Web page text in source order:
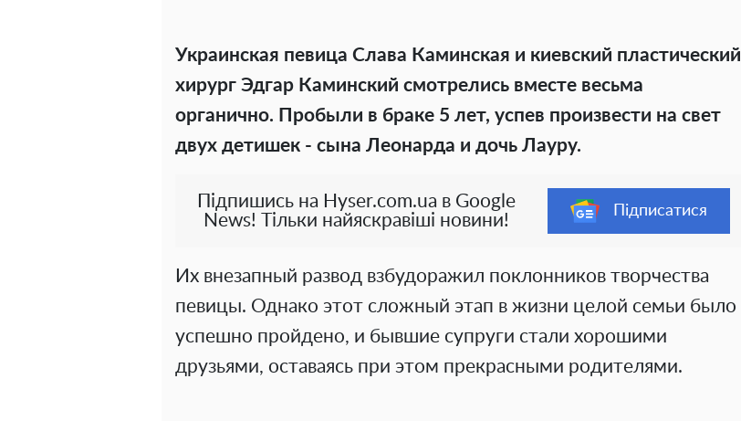
Украинская певица Слава Каминская и киевский пластический
хирург Эдгар Каминский смотрелись вместе весьма
органично. Пробыли в браке 5 лет, успев произвести на свет
двух детишек - сына Леонарда и дочь Лауру.
Підпишись на Hyser.com.ua в Google
News! Тільки найяскравіші новини!
Підписатися
Их внезапный развод взбудоражил поклонников творчества
певицы. Однако этот сложный этап в жизни целой семьи было
успешно пройдено, и бывшие супруги стали хорошими
друзьями, оставаясь при этом прекрасными родителями.